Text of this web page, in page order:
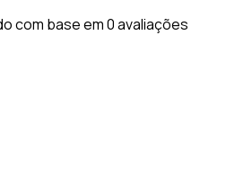
com base em 0 avaliações